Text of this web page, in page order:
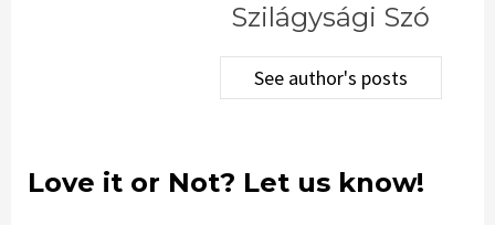
Szilágysági Szó
See author's posts
Love it or Not? Let us know!